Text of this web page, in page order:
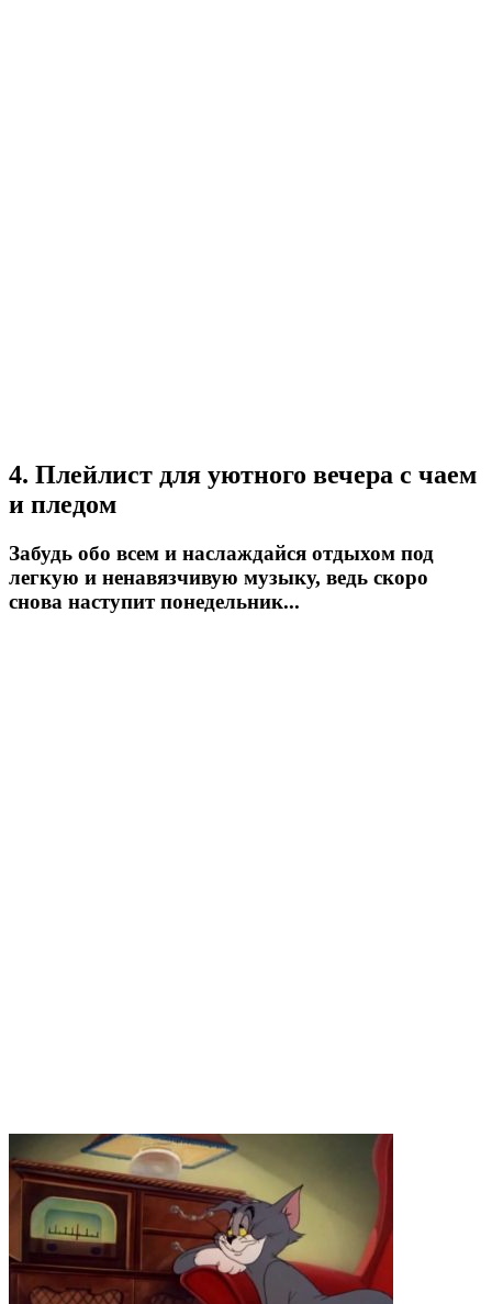
4. Плейлист для уютного вечера с чаем
и пледом
Забудь обо всем и наслаждайся отдыхом под
легкую и ненавязчивую музыку, ведь скоро
снова наступит понедельник...